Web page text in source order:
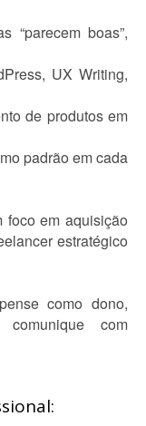
“parecem boas”,
UX Writing,
de produtos em
padrão em cada
foco em aquisição
estratégico
como dono,
com